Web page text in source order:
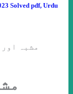
Solved pdf, Urdu
مشبہ